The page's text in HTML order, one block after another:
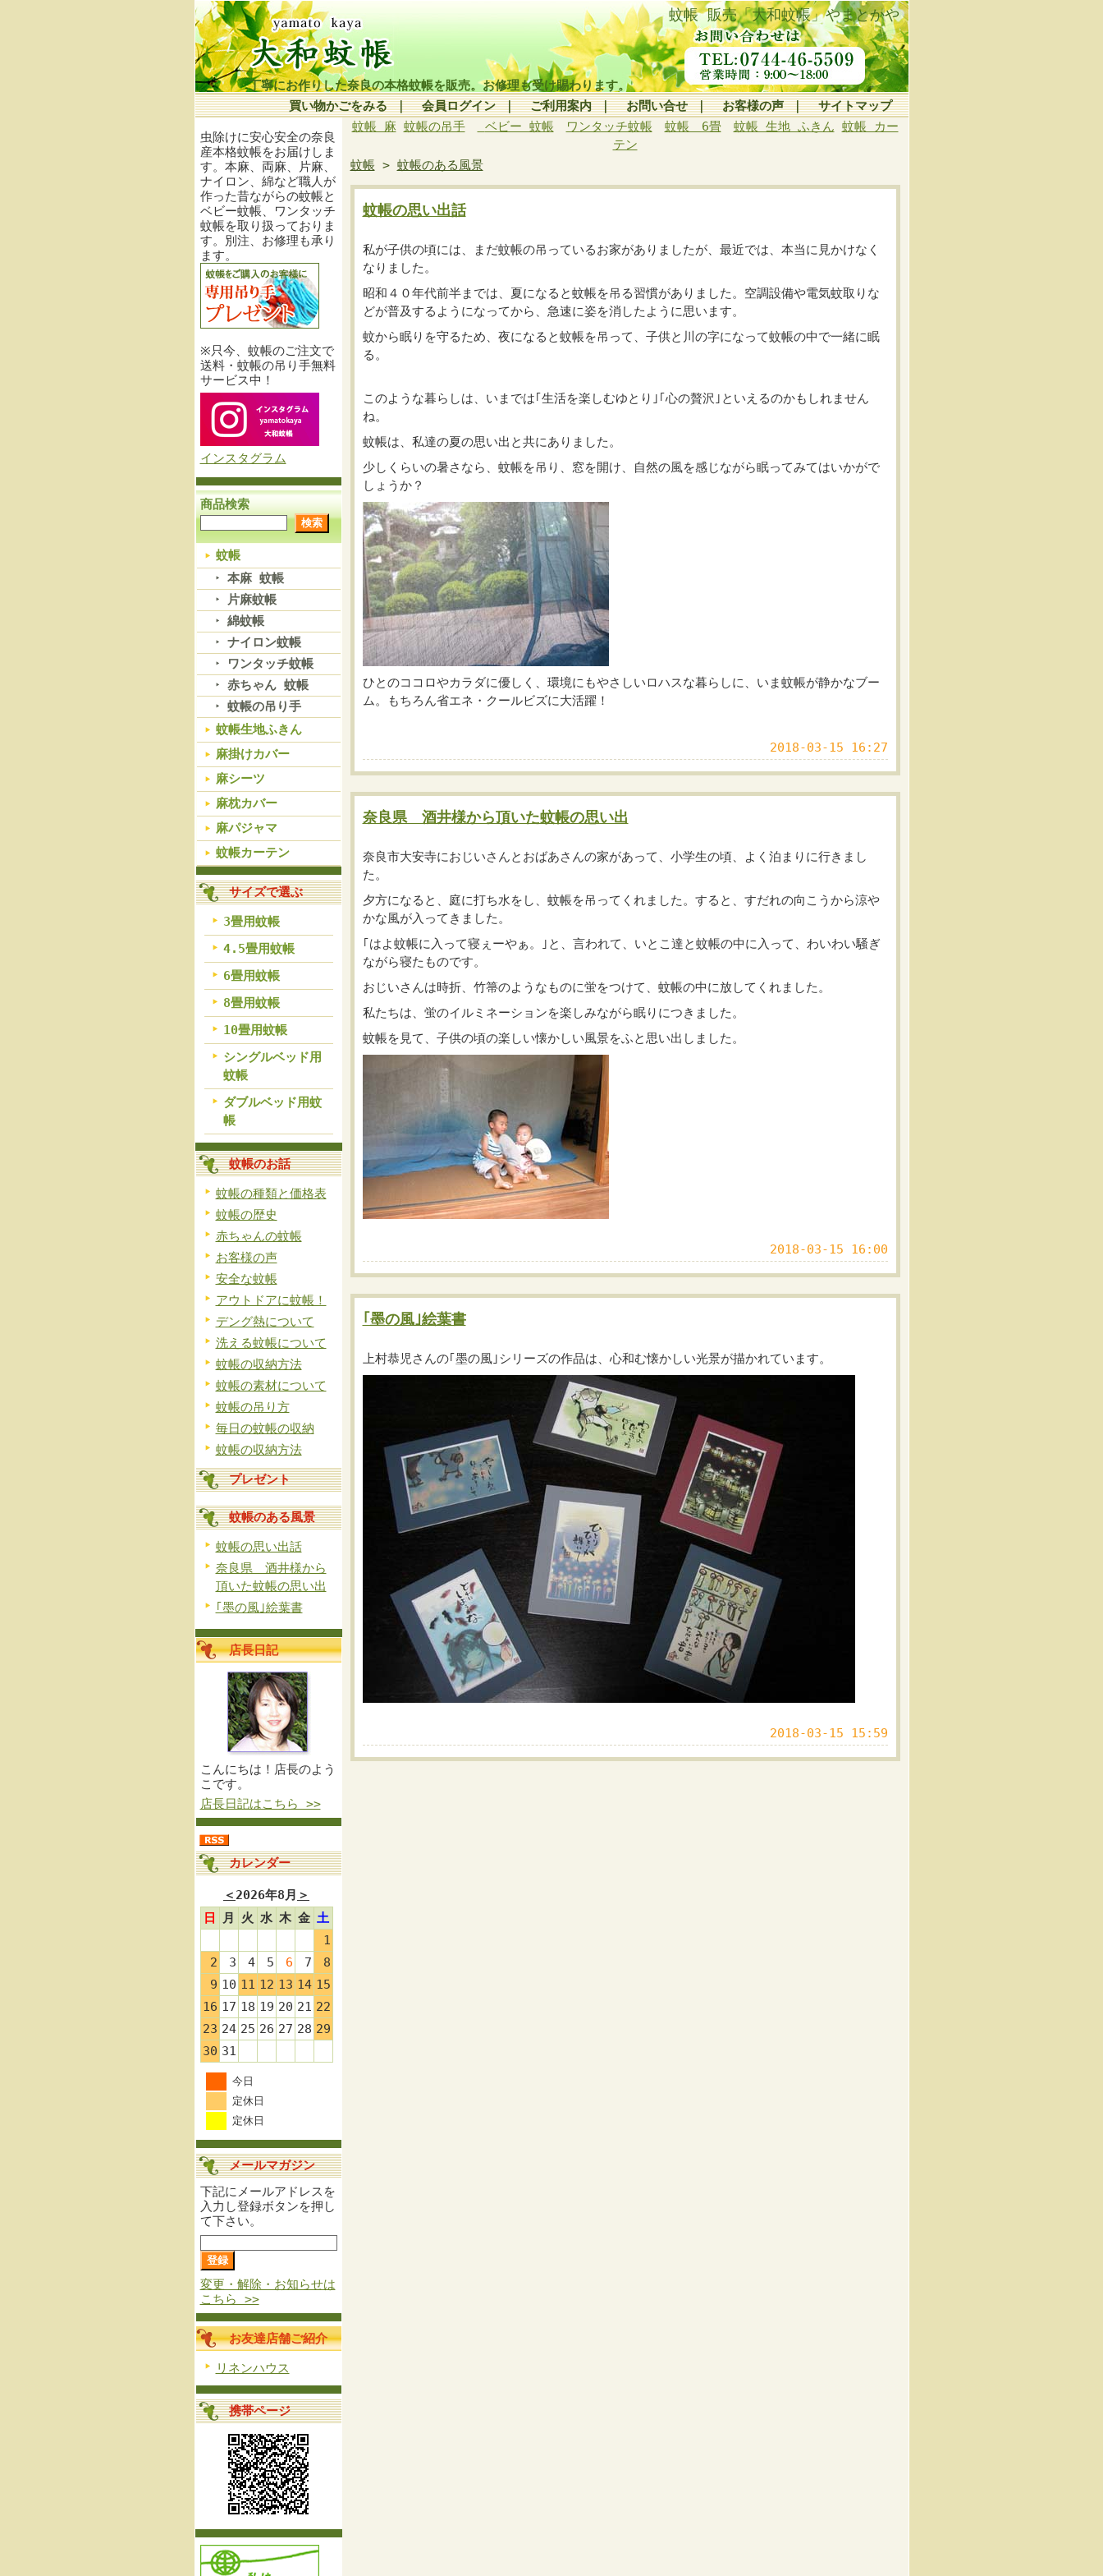
蚊帳 販売「大和蚊帳」やまとかや
丁寧にお作りした奈良の本格蚊帳を販売。お修理も受け賜わります。
買い物かごをみる｜ 会員ログイン｜ ご利用案内｜ お問い合せ｜ お客様の声｜ サイトマップ
虫除けに安心安全の奈良
産本格蚊帳をお届けしま
す。本麻、両麻、片麻、
ナイロン、綿など職人が
作った昔ながらの蚊帳と
ベビー蚊帳、ワンタッチ
蚊帳を取り扱っておりま
す。別注、お修理も承り
ます。
※只今、蚊帳のご注文で
送料・蚊帳の吊り手無料
サービス中！
インスタグラム
商品検索
蚊帳
本麻 蚊帳
片麻蚊帳
綿蚊帳
ナイロン蚊帳
ワンタッチ蚊帳
赤ちゃん 蚊帳
蚊帳の吊り手
蚊帳生地ふきん
麻掛けカバー
麻シーツ
麻枕カバー
麻パジャマ
蚊帳カーテン
サイズで選ぶ
3畳用蚊帳
4.5畳用蚊帳
6畳用蚊帳
8畳用蚊帳
10畳用蚊帳
シングルベッド用
蚊帳
ダブルベッド用蚊
帳
蚊帳のお話
蚊帳の種類と価格表
蚊帳の歴史
赤ちゃんの蚊帳
お客様の声
安全な蚊帳
アウトドアに蚊帳！
デング熱について
洗える蚊帳について
蚊帳の収納方法
蚊帳の素材について
蚊帳の吊り方
毎日の蚊帳の収納
蚊帳の収納方法
プレゼント
蚊帳のある風景
蚊帳の思い出話
奈良県 酒井様から
頂いた蚊帳の思い出
｢墨の風｣絵葉書
店長日記
こんにちは！店長のよう
こです。
店長日記はこちら >>
カレンダー
＜2026年8月 ＞
日
月 火 水 木 金 土
1
2
3 4 5 6 7
8
9 10 11 12 13 14 15
16 17 18 19 20 21 22
23 24 25 26 27 28 29
30 31
今日
定休日
定休日
メールマガジン
下記にメールアドレスを
入力し登録ボタンを押し
て下さい。
変更・解除・お知らせは
こちら >>
お友達店舗ご紹介
リネンハウス
携帯ページ
蚊帳 麻 蚊帳の吊手 ベビー 蚊帳 ワンタッチ蚊帳 蚊帳 6畳 蚊帳 生地 ふきん 蚊帳 カー
テン
蚊帳 > 蚊帳のある風景
蚊帳の思い出話
私が子供の頃には、まだ蚊帳の吊っているお家がありましたが、最近では、本当に見かけなく
なりました。
昭和４０年代前半までは、夏になると蚊帳を吊る習慣がありました。空調設備や電気蚊取りな
どが普及するようになってから、急速に姿を消したように思います。
蚊から眠りを守るため、夜になると蚊帳を吊って、子供と川の字になって蚊帳の中で一緒に眠
る。
このような暮らしは、いまでは｢生活を楽しむゆとり｣｢心の贅沢｣といえるのかもしれません
ね。
蚊帳は、私達の夏の思い出と共にありました。
少しくらいの暑さなら、蚊帳を吊り、窓を開け、自然の風を感じながら眠ってみてはいかがで
しょうか？
ひとのココロやカラダに優しく、環境にもやさしいロハスな暮らしに、いま蚊帳が静かなブー
ム。もちろん省エネ・クールビズに大活躍！
2018-03-15 16:27
奈良県 酒井様から頂いた蚊帳の思い出
奈良市大安寺におじいさんとおばあさんの家があって、小学生の頃、よく泊まりに行きまし
た。
夕方になると、庭に打ち水をし、蚊帳を吊ってくれました。すると、すだれの向こうから涼や
かな風が入ってきました。
｢はよ蚊帳に入って寝ぇーやぁ。｣と、言われて、いとこ達と蚊帳の中に入って、わいわい騒ぎ
ながら寝たものです。
おじいさんは時折、竹箒のようなものに蛍をつけて、蚊帳の中に放してくれました。
私たちは、蛍のイルミネーションを楽しみながら眠りにつきました。
蚊帳を見て、子供の頃の楽しい懐かしい風景をふと思い出しました。
2018-03-15 16:00
｢墨の風｣絵葉書
上村恭児さんの｢墨の風｣シリーズの作品は、心和む懐かしい光景が描かれています。
2018-03-15 15:59